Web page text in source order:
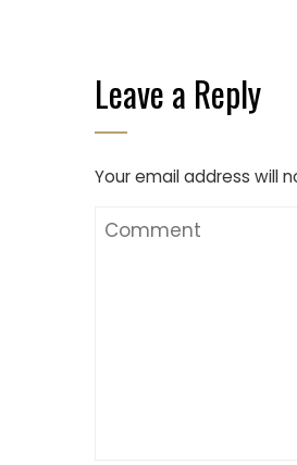
Leave a Reply
Your email address will